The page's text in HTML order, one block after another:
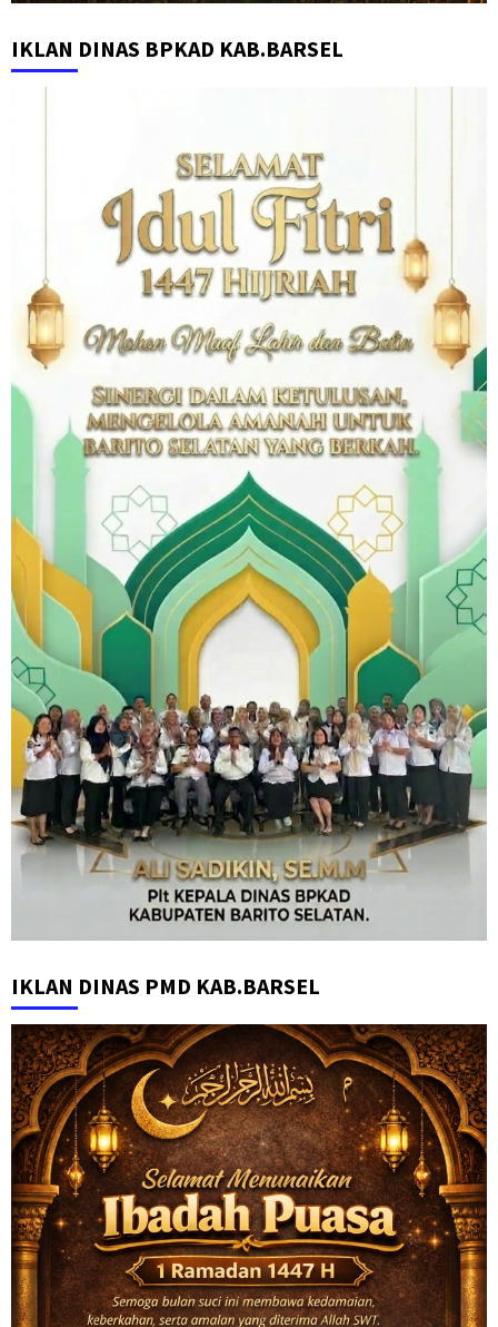
IKLAN DINAS BPKAD KAB.BARSEL
IKLAN DINAS PMD KAB.BARSEL